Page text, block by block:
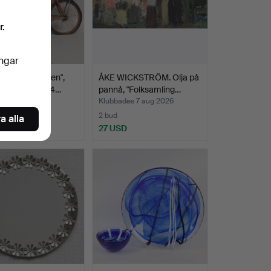
"Monarpeden",
modell M24…
ÅKE WICKSTRÖM. Olja på
pannå, "Folksamling…
Klubbades 7 aug 2026
2 bud
27 USD
alla